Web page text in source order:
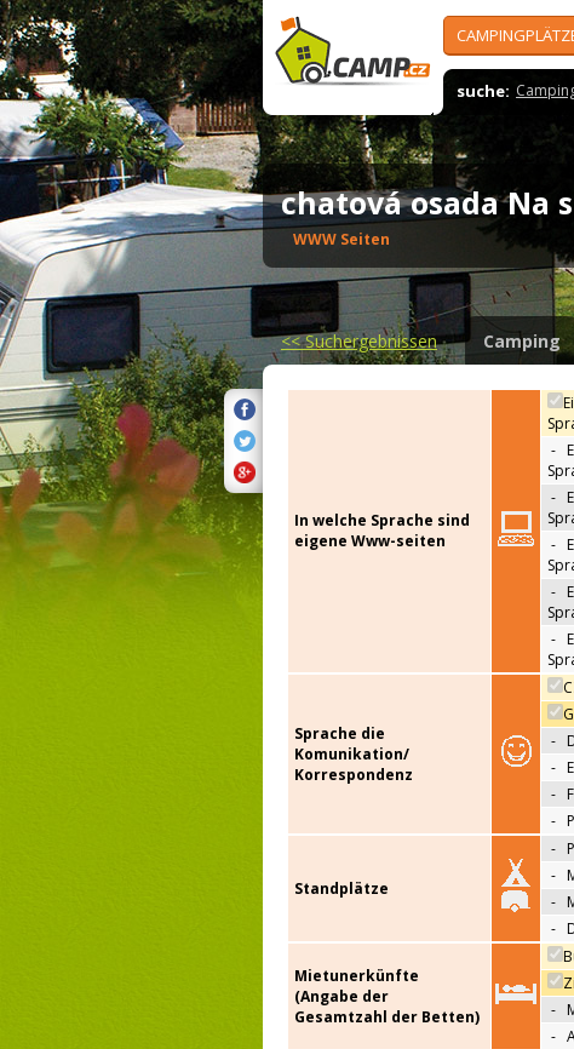
suche:
chatová osada Na
WWW Seiten
<<Suchergebnissen Camping
In welche Sprache sind
eigene Www-seiten
-
-
-
-
-
Sprache die
Komunikation/
Korrespondenz
-
-
- F
-
Standplätze
-
-
-
-
Mietunerkünfte
(Angabe der
Gesamtzahl der Betten)
-
-